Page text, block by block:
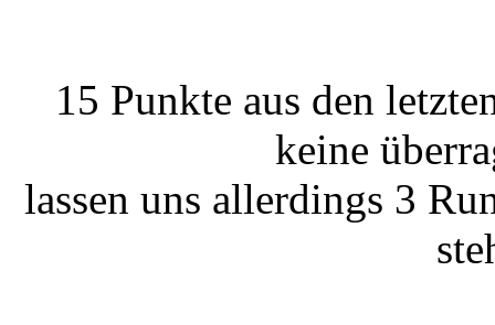
15 Punkte aus den
keine
lassen uns allerdings 3